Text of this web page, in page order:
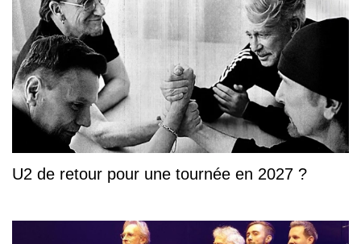
U2 de retour pour une tournée en 2027 ?